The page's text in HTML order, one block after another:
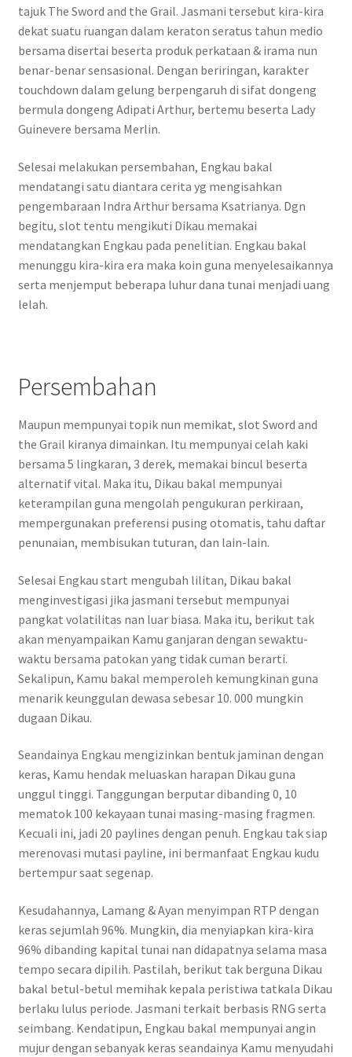
tajuk The Sword and the Grail. Jasmani tersebut kira-kira
dekat suatu ruangan dalam keraton seratus tahun medio
bersama disertai beserta produk perkataan & irama nun
benar-benar sensasional. Dengan beriringan, karakter
touchdown dalam gelung berpengaruh di sifat dongeng
bermula dongeng Adipati Arthur, bertemu beserta Lady
Guinevere bersama Merlin.
Selesai melakukan persembahan, Engkau bakal
mendatangi satu diantara cerita yg mengisahkan
pengembaraan Indra Arthur bersama Ksatrianya. Dgn
begitu, slot tentu mengikuti Dikau memakai
mendatangkan Engkau pada penelitian. Engkau bakal
menunggu kira-kira era maka koin guna menyelesaikannya
serta menjemput beberapa luhur dana tunai menjadi uang
lelah.
Persembahan
Maupun mempunyai topik nun memikat, slot Sword and
the Grail kiranya dimainkan. Itu mempunyai celah kaki
bersama 5 lingkaran, 3 derek, memakai bincul beserta
alternatif vital. Maka itu, Dikau bakal mempunyai
keterampilan guna mengolah pengukuran perkiraan,
mempergunakan preferensi pusing otomatis, tahu daftar
penunaian, membisukan tuturan, dan lain-lain.
Selesai Engkau start mengubah lilitan, Dikau bakal
menginvestigasi jika jasmani tersebut mempunyai
pangkat volatilitas nan luar biasa. Maka itu, berikut tak
akan menyampaikan Kamu ganjaran dengan sewaktu-
waktu bersama patokan yang tidak cuman berarti.
Sekalipun, Kamu bakal memperoleh kemungkinan guna
menarik keunggulan dewasa sebesar 10. 000 mungkin
dugaan Dikau.
Seandainya Engkau mengizinkan bentuk jaminan dengan
keras, Kamu hendak meluaskan harapan Dikau guna
unggul tinggi. Tanggungan berputar dibanding 0, 10
mematok 100 kekayaan tunai masing-masing fragmen.
Kecuali ini, jadi 20 paylines dengan penuh. Engkau tak siap
merenovasi mutasi payline, ini bermanfaat Engkau kudu
bertempur saat segenap.
Kesudahannya, Lamang & Ayan menyimpan RTP dengan
keras sejumlah 96%. Mungkin, dia menyiapkan kira-kira
96% dibanding kapital tunai nan didapatnya selama masa
tempo secara dipilih. Pastilah, berikut tak berguna Dikau
bakal betul-betul memihak kepala peristiwa tatkala Dikau
berlaku lulus periode. Jasmani terkait berbasis RNG serta
seimbang. Kendatipun, Engkau bakal mempunyai angin
mujur dengan sebanyak keras seandainya Kamu menyudahi